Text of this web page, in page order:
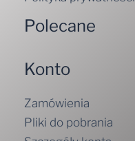
Polecane
Konto
Zamówienia
Pliki do pobrania